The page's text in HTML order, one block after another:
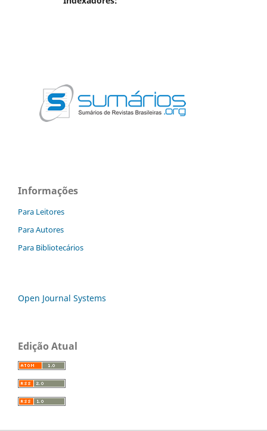
Informações
Para Leitores
Para Autores
Para Bibliotecários
Open Journal Systems
Edição Atual